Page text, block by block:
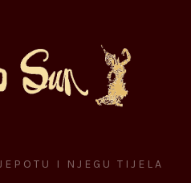
I NJEGU TIJELA